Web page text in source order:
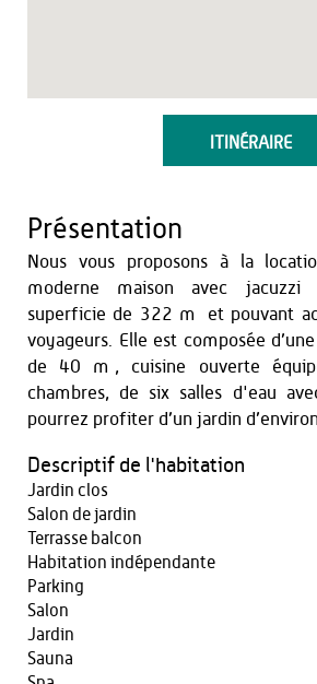
ITINÉRAIRE
Présentation
Nous vous proposons à la
moderne maison avec jacuzzi
superficie de 322 m² et pouvant
voyageurs. Elle est composée
de 40 m², cuisine ouverte
chambres, de six salles d'eau
pourrez profiter d’un jardin d’environ
Descriptif de l'habitation
Jardin clos
Salon de jardin
Terrasse balcon
Habitation indépendante
Parking
Salon
Jardin
Sauna